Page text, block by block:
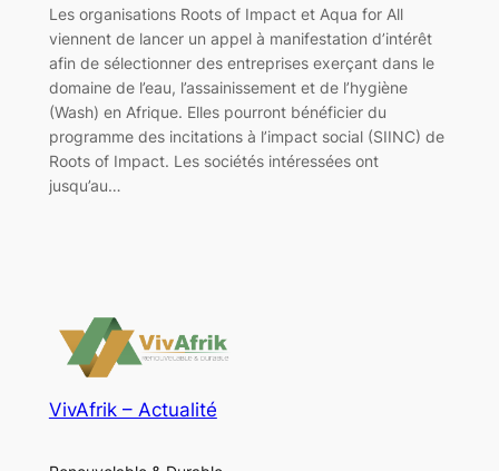
Les organisations Roots of Impact et Aqua for All
viennent de lancer un appel à manifestation d’intérêt
afin de sélectionner des entreprises exerçant dans le
domaine de l’eau, l’assainissement et de l’hygiène
(Wash) en Afrique. Elles pourront bénéficier du
programme des incitations à l’impact social (SIINC) de
Roots of Impact. Les sociétés intéressées ont
jusqu’au…
VivAfrik – Actualité